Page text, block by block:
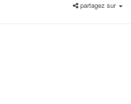
partagez sur